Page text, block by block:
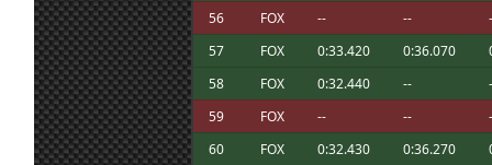
6 jul. 7:13 tangovalens
Buenas! Hemos hablado seriamente
Donald Trump para que cambien la
quieren
6 jul. 6:20
orma
Comparto un setillo para la combi.
5 jul. 16:47
Ikarus
Buenas! No se podría cambiar el día de
partido?
4 jul. 16:39
johneysvk
Gracias!
56
FOX -- --
57
FOX 0:33.420 0:36.070
58
FOX 0:32.440 --
59
FOX -- --
60
FOX 0:32.430 0:36.270